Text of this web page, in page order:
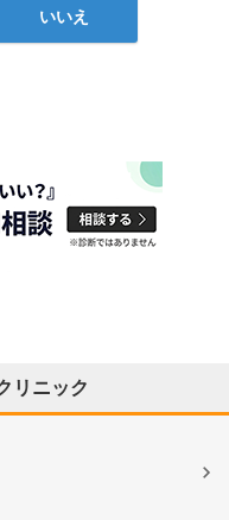
いいえ
リニック